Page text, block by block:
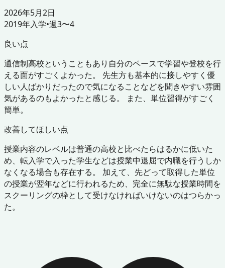
2026年5月2日
2019年入学•週3〜4
良い点
通信制高校ということもあり自分のペースで学習や登校を行
える面がすごくよかった。 先生方も基本的に接しやすく優
しい人ばかりだったので気になることなどを聞きやすい雰囲
気があるのもよかったと感じる。 また、単位習得がすごく
簡単。
改善してほしい点
授業内容のレベルは普通の高校と比べたらはるかに低いた
め、転入学で入った学生などは授業中退屈で内職を行うしか
なくなる場合も存在する。 加えて、先どって取得した単位
の授業が翌年などに行われるため、完全に無駄な授業時間を
スクーリングの枠として受けなければいけないのはつらかっ
た。